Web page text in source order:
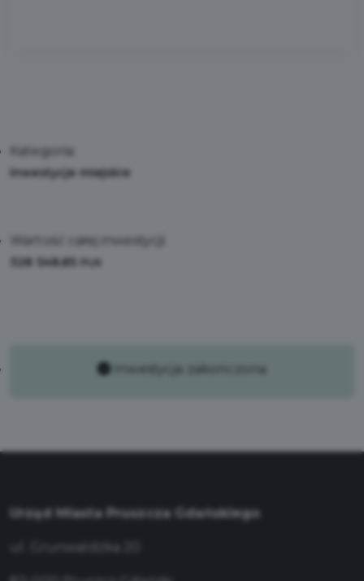
Kategoria:
Inwestycje miejskie
Wartość całej inwestycji:
328 548,85
Inwestycja zakończona
Urząd Miasta Pruszcza Gdańskiego